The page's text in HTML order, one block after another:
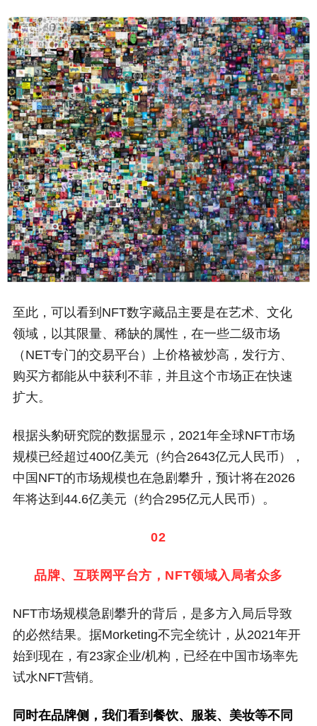
至此，可以看到NFT数字藏品主要是在艺术、文化
领域，以其限量、稀缺的属性，在一些二级市场
（NET专门的交易平台）上价格被炒高，发行方、
购买方都能从中获利不菲，并且这个市场正在快速
扩大。
根据头豹研究院的数据显示，2021年全球NFT市场
规模已经超过400亿美元（约合2643亿元人民币），
中国NFT的市场规模也在急剧攀升，预计将在2026
年将达到44.6亿美元（约合295亿元人民币）。
02
品牌、互联网平台方，NFT领域入局者众多
NFT市场规模急剧攀升的背后，是多方入局后导致
的必然结果。据Morketing不完全统计，从2021年开
始到现在，有23家企业/机构，已经在中国市场率先
试水NFT营销。
同时在品牌侧，我们看到餐饮、服装、美妆等不同